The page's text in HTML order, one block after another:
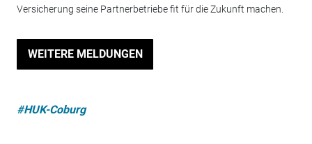
Versicherung seine Partnerbetriebe fit für die Zukunft machen.
WEITERE MELDUNGEN
#HUK-Coburg